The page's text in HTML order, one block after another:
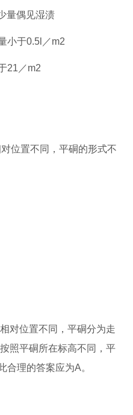
量偶见湿渍
小于0.5l／m2
21／m2
位置不同，平硐的形式不
对位置不同，平硐分为走
照平硐所在标高不同，平
合理的答案应为A。